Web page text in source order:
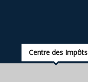
Centre des Impôts